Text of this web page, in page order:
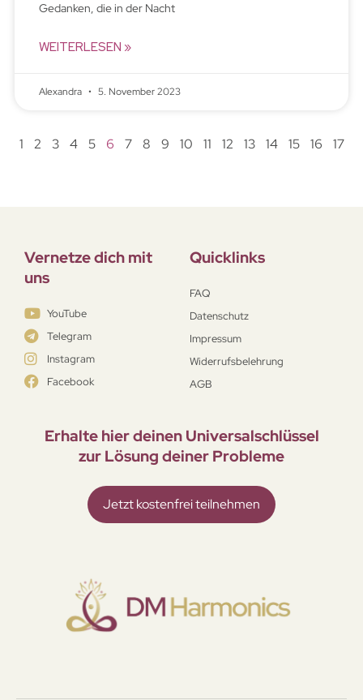
Gedanken, die in der Nacht
WEITERLESEN »
Alexandra 5. November 2023
1 2 3 4 5 6 7 8 9 10 11 12 13 14 15 16 17
Vernetze dich mit
uns
YouTube
Telegram
Instagram
Facebook
Quicklinks
FAQ
Datenschutz
Impressum
Widerrufsbelehrung
AGB
Erhalte hier deinen Universal­schlüssel
zur Lösung deiner Probleme
Jetzt kostenfrei teilnehmen